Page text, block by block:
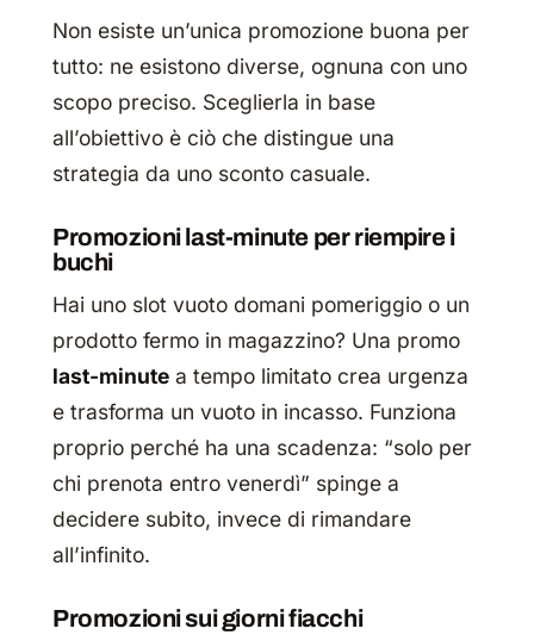
Non esiste un’unica promozione buona per
tutto: ne esistono diverse, ognuna con uno
scopo preciso. Sceglierla in base
all’obiettivo è ciò che distingue una
strategia da uno sconto casuale.
Promozioni last-minute per riempire i
buchi
Hai uno slot vuoto domani pomeriggio o un
prodotto fermo in magazzino? Una promo
last-minute a tempo limitato crea urgenza
e trasforma un vuoto in incasso. Funziona
proprio perché ha una scadenza: “solo per
chi prenota entro venerdì” spinge a
decidere subito, invece di rimandare
all’infinito.
Promozioni sui giorni fiacchi